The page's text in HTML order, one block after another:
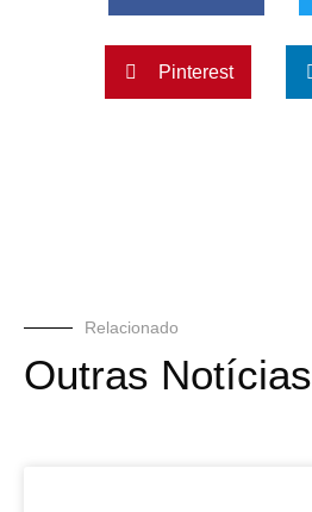
Pinterest
Relacionado
Outras Notícias